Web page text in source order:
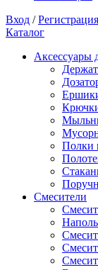
Вход /Регистрация
Каталог
Аксессуары
Полки
Смесители